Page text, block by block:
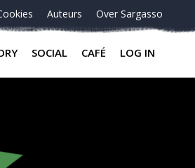
Auteurs Over Sargasso
SOCIAL CAFÉ LOG IN